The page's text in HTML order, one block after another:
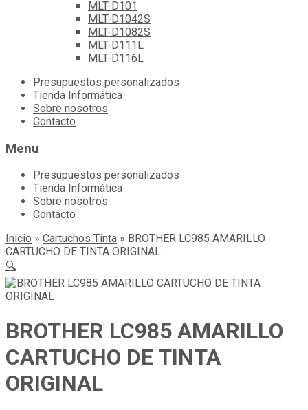
MLT-D101
MLT-D1042S
MLT-D1082S
MLT-D111L
MLT-D116L
Skip
content
Presupuestos personalizados
Tienda Informática
Sobre nosotros
Contacto
Menu
Presupuestos personalizados
Tienda Informática
Sobre nosotros
Contacto
Inicio » Cartuchos Tinta » BROTHER LC985 AMARILLO
CARTUCHO DE TINTA ORIGINAL
🔍
BROTHER LC985 AMARILLO
CARTUCHO DE TINTA
ORIGINAL